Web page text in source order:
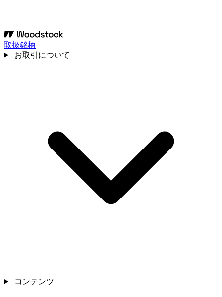
取扱銘柄
お取引について
コンテンツ